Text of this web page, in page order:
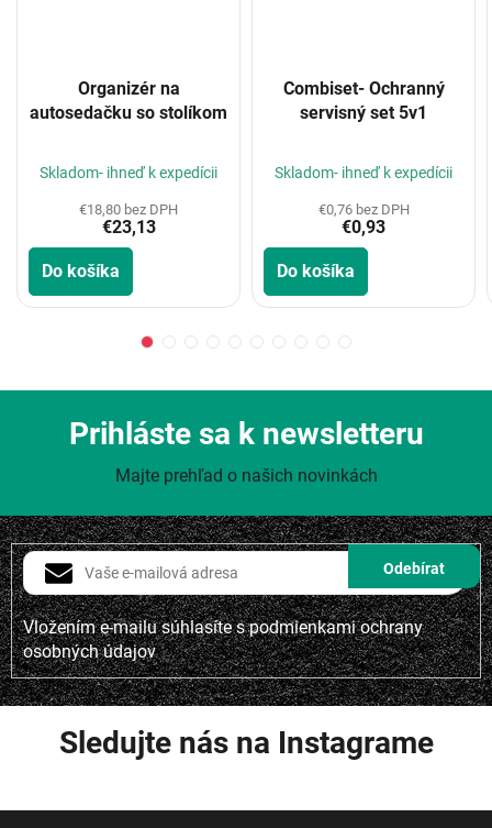
Organizér na
autosedačku so stolíkom
Skladom- ihneď k expedícii
€18,80 bez DPH
€23,13
Do košíka
Combiset- Ochranný
servisný set 5v1
Skladom- ihneď k expedícii
€0,76 bez DPH
€0,93
Do košíka
Vložením e-mailu súhlasíte spodmienkami ochrany
osobných údajov
Prihláste sa k newsletteru
Majte prehľad o našich novinkách
Sledujte nás na Instagrame